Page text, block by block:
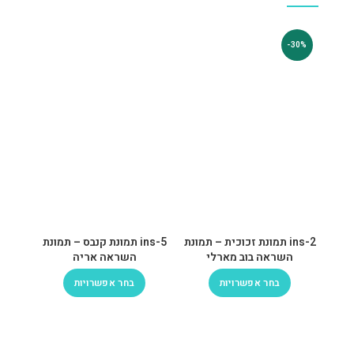
-30%
ins-2 תמונת זכוכית – תמונת
השראה בוב מארלי
בחר אפשרויות
ins-5 תמונת קנבס – תמונת
השראה אריה
בחר אפשרויות